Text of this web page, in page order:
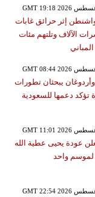
إثر حرائق غابات
الآلاف وتلتهم مئات
المباني
يبحثان تطورات
تؤكد دعمها للسعودية
عودة يحيى عطية الله
لموسم واحد